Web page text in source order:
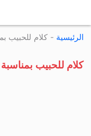
الرئيسية - كلام للحبيب
كلام للحبيب